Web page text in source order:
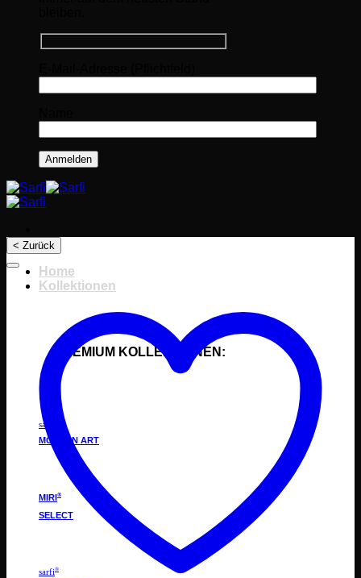
Home
Kollektionen
PREMIUM KOLLEKTIONEN:
sarfi
MODERN ART
MIRI®
SELECT
sarfi®
< Zurück